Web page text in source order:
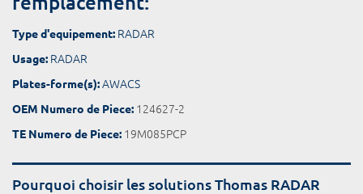
Type d'equipement: RADAR
Usage: RADAR
Plates-forme(s):AWACS
OEM Numero de Piece: 124627-2
TE Numero de Piece: 19M085PCP
Pourquoi choisir les solutions Thomas RADAR